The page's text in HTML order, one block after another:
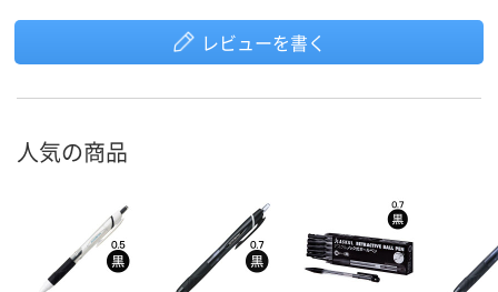
レビューを書く
人気の商品